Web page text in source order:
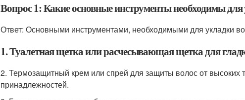
Вопрос 1: Какие основные инструменты необходимы
Ответ: Основными инструментами, необходимыми для укладки
1. Туалетная щетка или расчесывающая щетка для
2. Термозащитный крем или спрей для защиты волос от высоких
принадлежностей.